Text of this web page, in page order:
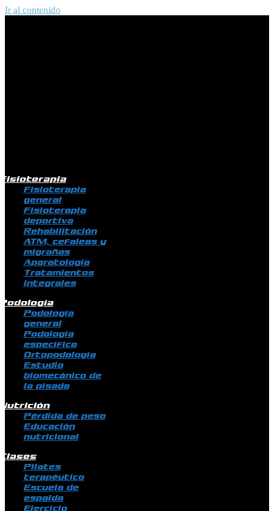
Ir al contenido
Fisioterapia
general
Fisioterapia
deportiva
Rehabilitación
ATM, cefaleas y
migrañas
Aparatología
Tratamientos
integrales
Podología
general
Podología
específica
Ortopodología
Estudio
biomecánico de
la pisada
Pérdida de peso
Educación
nutricional
Pilates
terapéutico
Escuela de
espalda
Ejercicio